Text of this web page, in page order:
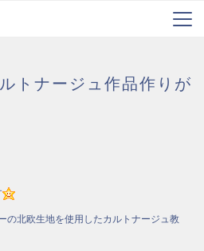
トナージュ作品作りが
の北欧生地を使用したカルトナージュ教